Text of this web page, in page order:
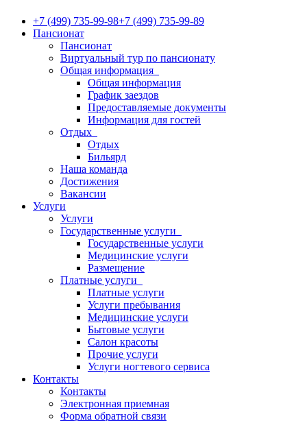
+7 (499) 735-99-98+7 (499) 735-99-89
Пансионат
Пансионат
Виртуальный тур по пансионату
Общая информация
Общая информация
График заездов
Предоставляемые документы
Информация для гостей
Отдых
Отдых
Бильярд
Наша команда
Достижения
Вакансии
Услуги
Услуги
Государственные услуги
Государственные услуги
Медицинские услуги
Размещение
Платные услуги
Платные услуги
Услуги пребывания
Медицинские услуги
Бытовые услуги
Салон красоты
Прочие услуги
Услуги ногтевого сервиса
Контакты
Контакты
Электронная приемная
Форма обратной связи